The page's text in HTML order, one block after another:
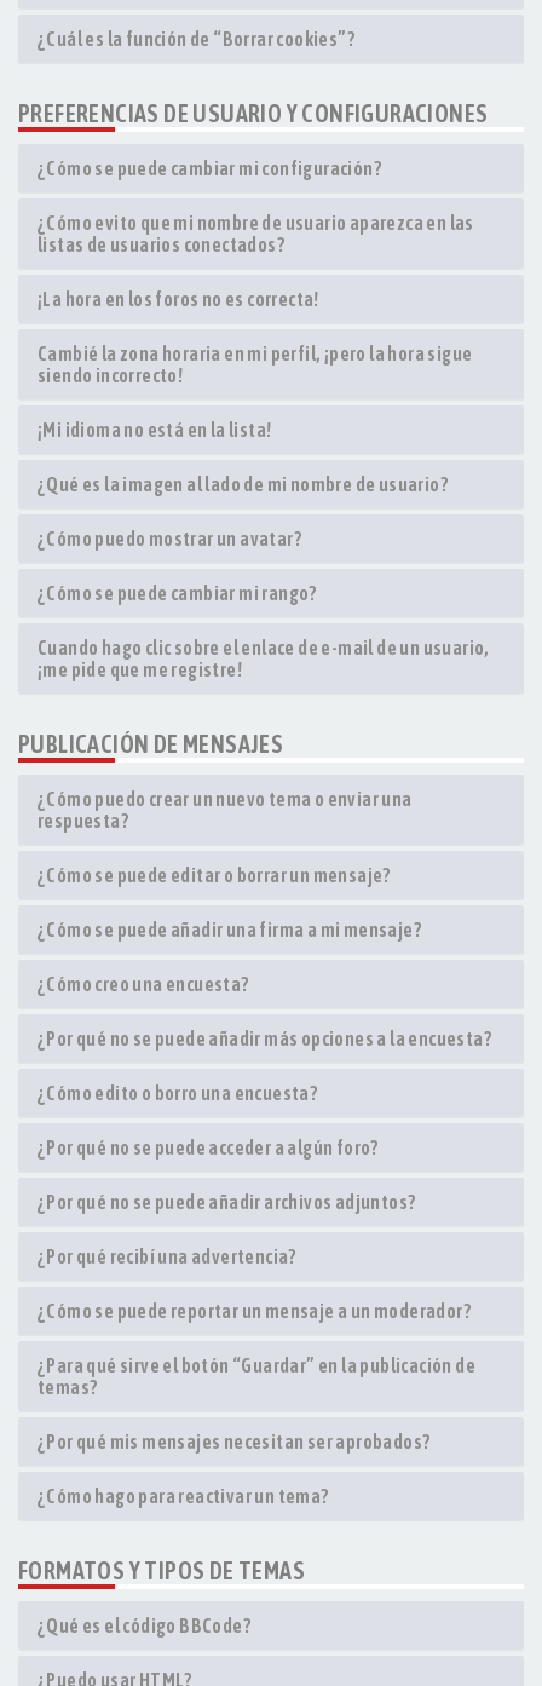
¿Cuál es la función de “Borrar cookies”?
PREFERENCIAS DE USUARIO Y CONFIGURACIONES
¿Cómo se puede cambiar mi configuración?
¿Cómo evito que mi nombre de usuario aparezca en las
listas de usuarios conectados?
¡La hora en los foros no es correcta!
Cambié la zona horaria en mi perfil, ¡pero la hora sigue
siendo incorrecto!
¡Mi idioma no está en la lista!
¿Qué es la imagen al lado de mi nombre de usuario?
¿Cómo puedo mostrar un avatar?
¿Cómo se puede cambiar mi rango?
Cuando hago clic sobre el enlace de e-mail de un usuario,
¡me pide que me registre!
PUBLICACIÓN DE MENSAJES
¿Cómo puedo crear un nuevo tema o enviar una
respuesta?
¿Cómo se puede editar o borrar un mensaje?
¿Cómo se puede añadir una firma a mi mensaje?
¿Cómo creo una encuesta?
¿Por qué no se puede añadir más opciones a la encuesta?
¿Cómo edito o borro una encuesta?
¿Por qué no se puede acceder a algún foro?
¿Por qué no se puede añadir archivos adjuntos?
¿Por qué recibí una advertencia?
¿Cómo se puede reportar un mensaje a un moderador?
¿Para qué sirve el botón “Guardar” en la publicación de
temas?
¿Por qué mis mensajes necesitan ser aprobados?
¿Cómo hago para reactivar un tema?
FORMATOS Y TIPOS DE TEMAS
¿Qué es el código BBCode?
¿Puedo usar HTML?